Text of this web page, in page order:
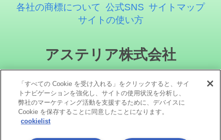
各社の商標について 公式SNS サイトマップ
サイトの使い方
アステリア株式会社
「すべての Cookie を受け入れる」をクリックすると、サイ
トナビゲーションを強化し、サイトの使用状況を分析し、
弊社のマーケティング活動を支援するために、デバイスに
Cookie を保存することに同意したことになります。
cookielist